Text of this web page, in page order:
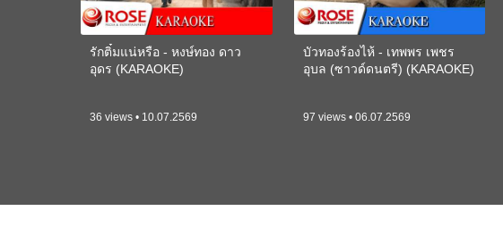
รักติ๋มแน่หรือ - หงษ์ทอง ดาว
อุดร (KARAOKE)
36 views • 10.07.2569
บัวทองร้องไห้ - เทพพร เพชร
อุบล (ซาวด์ดนตรี) (KARAOKE)
97 views • 06.07.2569